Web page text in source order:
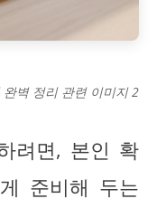
벽 정리 관련 이미지 2
려면, 본인 확
준비해 두는